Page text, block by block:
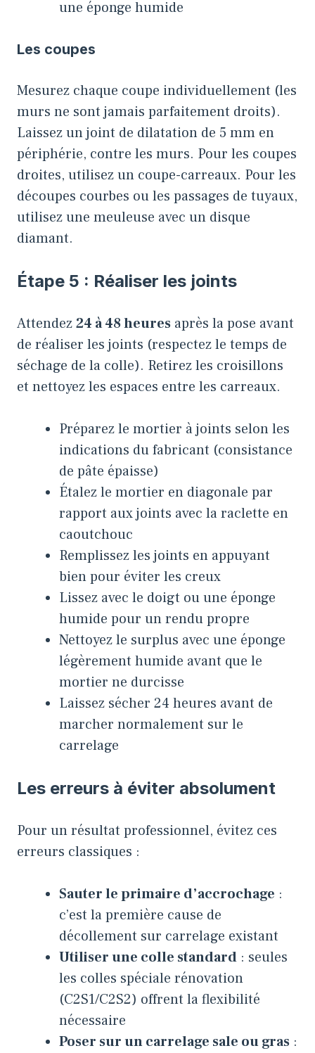
une éponge humide
Les coupes
Mesurez chaque coupe individuellement (les
murs ne sont jamais parfaitement droits).
Laissez un joint de dilatation de 5 mm en
périphérie, contre les murs. Pour les coupes
droites, utilisez un coupe-carreaux. Pour les
découpes courbes ou les passages de tuyaux,
utilisez une meuleuse avec un disque
diamant.
Étape 5 : Réaliser les joints
Attendez24 à 48 heures après la pose avant
de réaliser les joints (respectez le temps de
séchage de la colle). Retirez les croisillons
et nettoyez les espaces entre les carreaux.
Préparez le mortier à joints selon les
indications du fabricant (consistance
de pâte épaisse)
Étalez le mortier en diagonale par
rapport aux joints avec la raclette en
caoutchouc
Remplissez les joints en appuyant
bien pour éviter les creux
Lissez avec le doigt ou une éponge
humide pour un rendu propre
Nettoyez le surplus avec une éponge
légèrement humide avant que le
mortier ne durcisse
Laissez sécher 24 heures avant de
marcher normalement sur le
carrelage
Les erreurs à éviter absolument
Pour un résultat professionnel, évitez ces
erreurs classiques :
Sauter le primaire d’accrochage :
c’est la première cause de
décollement sur carrelage existant
Utiliser une colle standard : seules
les colles spéciale rénovation
(C2S1/C2S2) offrent la flexibilité
nécessaire
Poser sur un carrelage sale ou gras :